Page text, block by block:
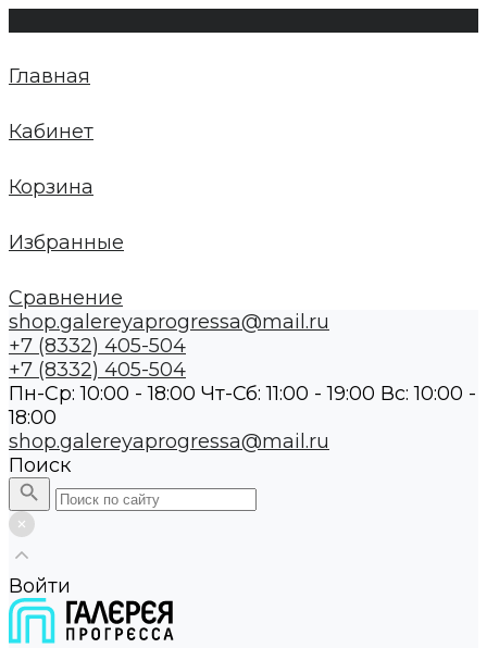
Главная
Кабинет
Корзина
Избранные
Сравнение
shop.galereyaprogressa@mail.ru
+7 (8332) 405-504
+7 (8332) 405-504
Пн-Ср: 10:00 - 18:00 Чт-Сб: 11:00 - 19:00 Вс: 10:00 -
18:00
shop.galereyaprogressa@mail.ru
Поиск
Войти